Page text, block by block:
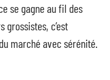
se gagne au fil des
grossistes, c’est
marché avec sérénité.